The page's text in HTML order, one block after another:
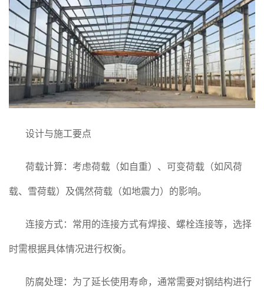
设计与施工要点
荷载计算：考虑荷载（如自重）、可变荷载（如风荷
载、雪荷载）及偶然荷载（如地震力）的影响。
连接方式：常用的连接方式有焊接、螺栓连接等，选择
时需根据具体情况进行权衡。
防腐处理：为了延长使用寿命，通常需要对钢结构进行